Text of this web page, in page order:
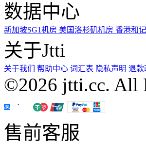
数据中心
新加坡SG1机房 美国洛杉矶机房 香港和
关于Jtti
关于我们 帮助中心 词汇表 隐私声明 退款
©2026 jtti.cc. All
售前客服